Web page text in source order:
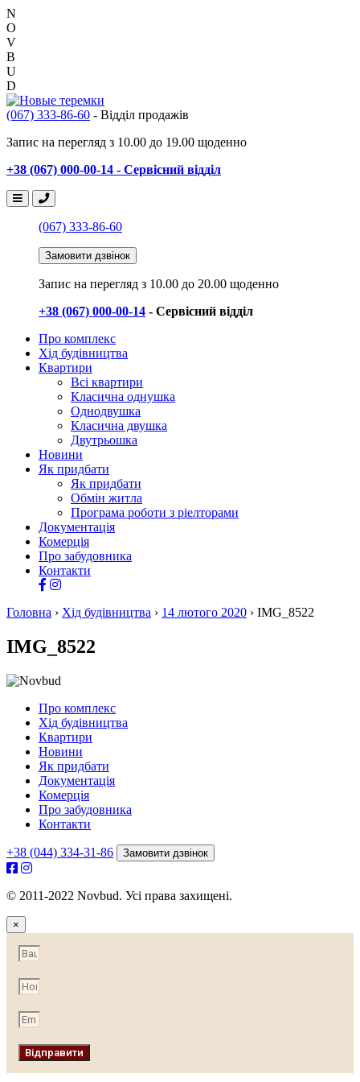
N
O
V
B
U
D
(067) 333-86-60 - Відділ продажів
Запис на перегляд з 10.00 до 19.00 щоденно
+38 (067) 000-00-14 - Сервісний відділ
(067) 333-86-60
Замовити дзвінок
Запис на перегляд з 10.00 до 20.00 щоденно
+38 (067) 000-00-14 - Сервісний відділ
Про комплекс
Хід будівництва
Квартири
Всі квартири
Класична однушка
Однодвушка
Класична двушка
Двутрьошка
Новини
Як придбати
Як придбати
Обмін житла
Програма роботи з ріелторами
Документація
Комерція
Про забудовника
Контакти
Головна › Хід будівництва › 14 лютого 2020 › IMG_8522
IMG_8522
Про комплекс
Хід будівництва
Квартири
Новини
Як придбати
Документація
Комерція
Про забудовника
Контакти
+38 (044) 334-31-86 Замовити дзвінок
© 2011-2022 Novbud. Усі права захищені.
×
Відправити